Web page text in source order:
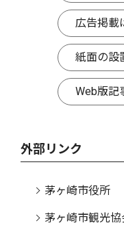
広告掲載
紙面の設
Web版記
外部リンク
茅ヶ崎市役所
茅ヶ崎市観光協